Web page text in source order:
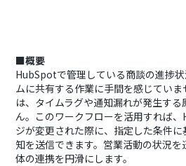
■概要
HubSpotで管理している商談の進捗
ムに共有する作業に手間を感じてい
は、タイムラグや通知漏れが発生す
ん。このワークフローを活用すれば
ジが変更された際に、指定した条件
知を送信できます。営業活動の状況
体の連携を円滑にします。